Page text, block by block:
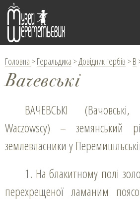
Головна > Геральдика >Довідник гербів > В
Вачевські
ВАЧЕВСЬКІ (Вачовські, de Waczowice,
Waczowscy) – земянський
землевласники у
1. На блакитному полі золотий знак у вигляді
перехрещеної ламаним